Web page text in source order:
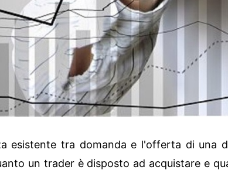
esistente tra domanda e l'offerta di una
un trader è disposto ad acquistare e